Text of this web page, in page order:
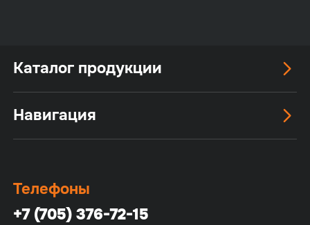
Каталог продукции
Навигация
Телефоны
+7 (705) 376-72-15